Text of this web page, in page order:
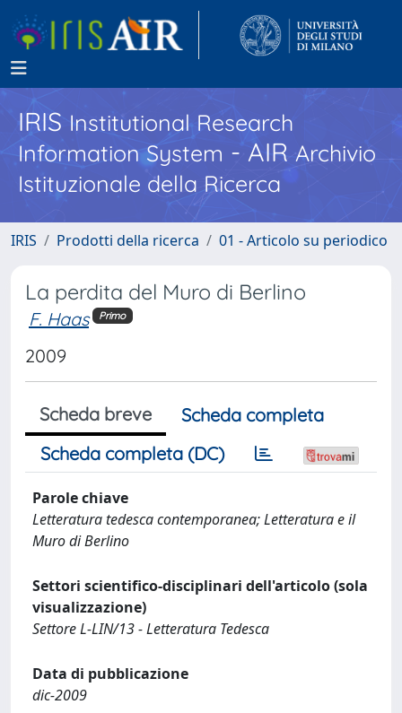
IRISInstitutional Research
Information System - AIR Archivio
Istituzionale della Ricerca
IRIS Prodotti della ricerca 01 - Articolo su periodico
La perdita del Muro di Berlino
F. Haas Primo
2009
Scheda breve
Scheda completa
Scheda completa (DC)
Parole chiave
Letteratura tedesca contemporanea; Letteratura e il
Muro di Berlino
Settori scientifico-disciplinari dell'articolo (sola
visualizzazione)
Settore L-LIN/13 - Letteratura Tedesca
Data di pubblicazione
dic-2009